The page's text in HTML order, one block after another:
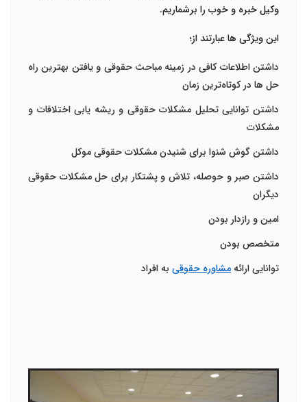
وکیل خبره و خوب را برشماریم.
این ویژگی ها عبارتند از؛
داشتن اطلاعات کافی در زمینه مباحث حقوقی و یافتن بهترین راه
حل ها در کوتاه‌ترین زمان
داشتن توانایی تحلیل مشکلات حقوقی و ریشه یابی اختلافات و
مشکلات
داشتن گوش شنوا برای شنیدن مشکلات حقوقی موکل
داشتن صبر و حوصله، تلاش و پشتکار برای حل مشکلات حقوقی
دیگران
امین و رازدار بودن
متخصص بودن
توانایی ارائه مشاوره حقوقی به افراد